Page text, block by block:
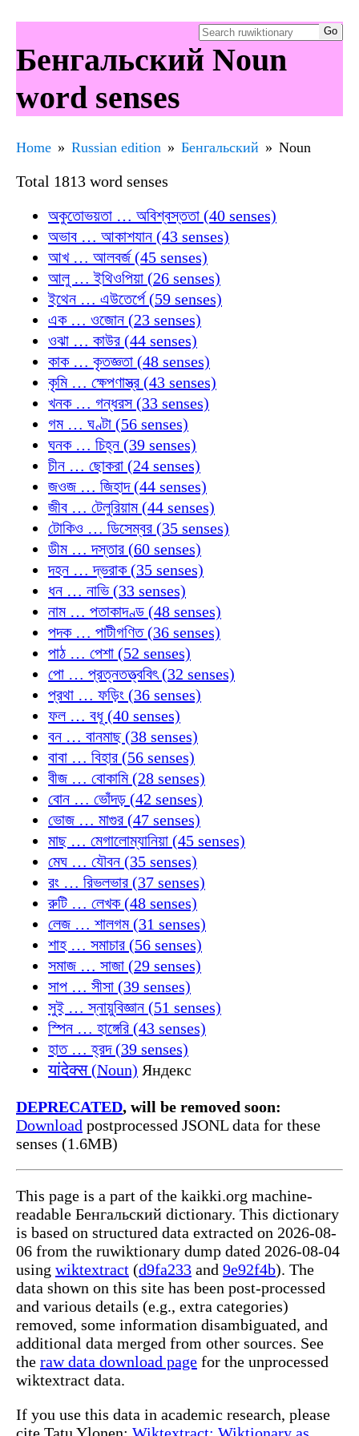
Бенгальский Noun
word senses
Home Russian edition Бенгальский Noun
Total 1813 word senses
অকুতোভয়তা … অবিশ্বস্ততা (40 senses)
অভাব … আকাশযান (43 senses)
আখ … আলবর্জ (45 senses)
আলু … ইথিওপিয়া (26 senses)
ইথেন … এউতের্পে (59 senses)
এক … ওজোন (23 senses)
ওঝা … কাউর (44 senses)
কাক … কৃতজ্ঞতা (48 senses)
কৃমি … ক্ষেপণাস্ত্র (43 senses)
খনক … গন্ধরস (33 senses)
গম … ঘণ্টা (56 senses)
ঘনক … চিহ্ন (39 senses)
চীন … ছোকরা (24 senses)
জওজ … জিহাদ (44 senses)
জীব … টেলুরিয়াম (44 senses)
টোকিও … ডিসেম্বর (35 senses)
ডীম … দস্তার (60 senses)
দহন … দ্ভরাক (35 senses)
ধন … নাভি (33 senses)
নাম … পতাকাদণ্ড (48 senses)
পদক … পাটীগণিত (36 senses)
পাঠ … পেশা (52 senses)
পো … প্রত্নতত্ত্ববিৎ (32 senses)
প্রথা … ফড়িং (36 senses)
ফল … বধূ (40 senses)
বন … বানমাছ (38 senses)
বাবা … বিহার (56 senses)
বীজ … বোকামি (28 senses)
বোন … ভোঁদড় (42 senses)
ভোজ … মাগুর (47 senses)
মাছ … মেগালোম্যানিয়া (45 senses)
মেঘ … যৌবন (35 senses)
রং … রিভলভার (37 senses)
রুটি … লেখক (48 senses)
লেজ … শালগম (31 senses)
শাহ … সমাচার (56 senses)
সমাজ … সাজা (29 senses)
সাপ … সীসা (39 senses)
সুই … স্নায়ুবিজ্ঞান (51 senses)
স্পিন … হাঙ্গেরি (43 senses)
হাত … হ্রদ (39 senses)
यांदेक्स (Noun) Яндекс
DEPRECATED, will be removed soon:
Download postprocessed JSONL data for these
senses (1.6MB)
This page is a part of the kaikki.org machine-
readable Бенгальский dictionary. This dictionary
is based on structured data extracted on 2026-08-
06 from the ruwiktionary dump dated 2026-08-04
using wiktextract (d9fa233 and 9e92f4b). The
data shown on this site has been post-processed
and various details (e.g., extra categories)
removed, some information disambiguated, and
additional data merged from other sources. See
the raw data download page for the unprocessed
wiktextract data.
If you use this data in academic research, please
cite Tatu Ylonen: Wiktextract: Wiktionary as